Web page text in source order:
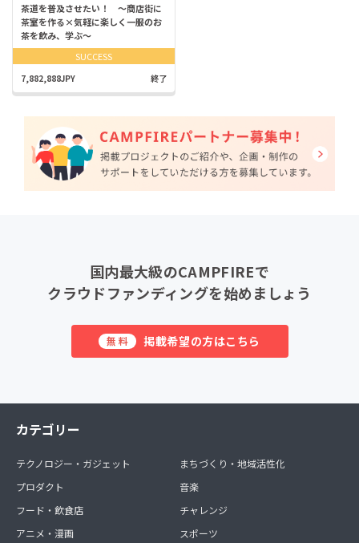
茶道を普及させたい！ ～商店街に
茶室を作る×気軽に楽しく一服のお
茶を飲み、学ぶ～
SUCCESS
7,882,888JPY 終了
国内最大級のCAMPFIREで
クラウドファンディングを始めましょう
無料 掲載希望の方はこちら
カテゴリー
テクノロジー・ガジェット
プロダクト
フード・飲食店
アニメ・漫画
まちづくり・地域活性化
音楽
チャレンジ
スポーツ